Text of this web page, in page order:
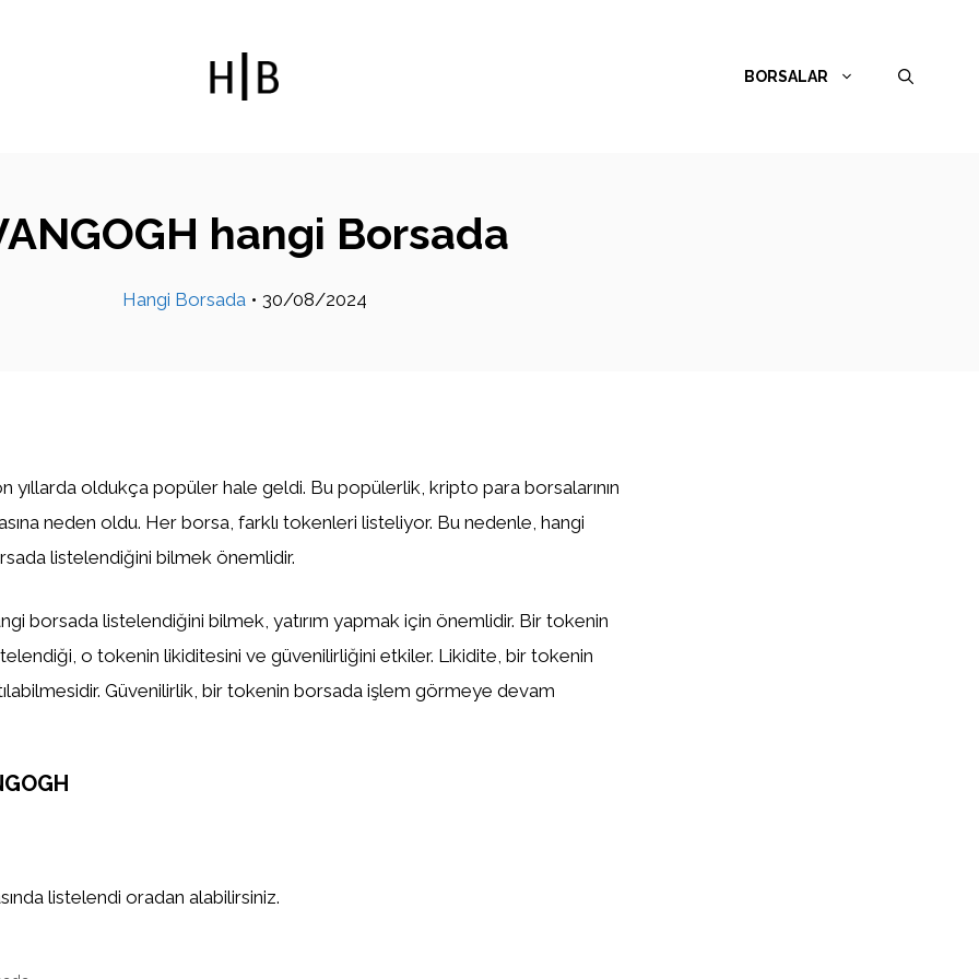
BORSALAR
hangi Borsada
Hangi Borsada • 30/08/2024
yıllarda oldukça popüler hale geldi. Bu popülerlik, kripto para borsalarının
neden oldu. Her borsa, farklı tokenleri listeliyor. Bu nedenle, hangi
listelendiğini bilmek önemlidir.
borsada listelendiğini bilmek, yatırım yapmak için önemlidir. Bir tokenin
o tokenin likiditesini ve güvenilirliğini etkiler. Likidite, bir tokenin
Güvenilirlik, bir tokenin borsada işlem görmeye devam
listelendi oradan alabilirsiniz.